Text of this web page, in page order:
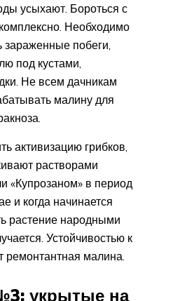
усыхают. Бороться с
Необходимо
зараженные побеги,
под кустами,
Не всем дачникам
малину для
активизацию грибков,
растворами
«Купрозаном» в период
и когда начинается
растение народными
Устойчивостью к
ремонтантная малина.
укрытые на